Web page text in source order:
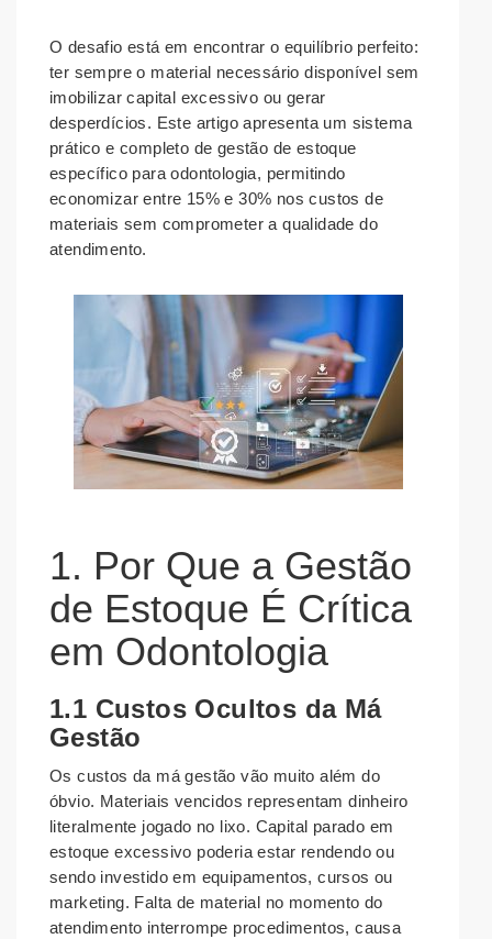
O desafio está em encontrar o equilíbrio perfeito:
ter sempre o material necessário disponível sem
imobilizar capital excessivo ou gerar
desperdícios. Este artigo apresenta um sistema
prático e completo de gestão de estoque
específico para odontologia, permitindo
economizar entre 15% e 30% nos custos de
materiais sem comprometer a qualidade do
atendimento.
1. Por Que a Gestão
de Estoque É Crítica
em Odontologia
1.1 Custos Ocultos da Má
Gestão
Os custos da má gestão vão muito além do
óbvio. Materiais vencidos representam dinheiro
literalmente jogado no lixo. Capital parado em
estoque excessivo poderia estar rendendo ou
sendo investido em equipamentos, cursos ou
marketing. Falta de material no momento do
atendimento interrompe procedimentos, causa